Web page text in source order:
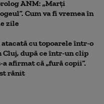
ANM: „Marți
Cum va fi vremea în
zile
cu topoarele într-o
Cluj, după ce într-un clip
a afirmat că „fură copii”.
rănit